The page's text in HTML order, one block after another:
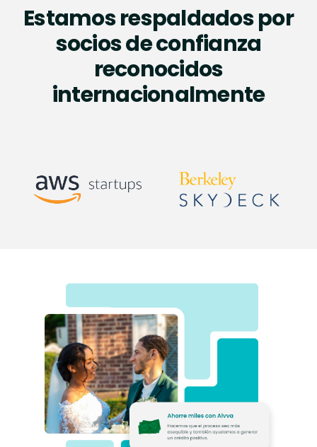
Estamos respaldados por
socios de confianza
reconocidos
internacionalmente